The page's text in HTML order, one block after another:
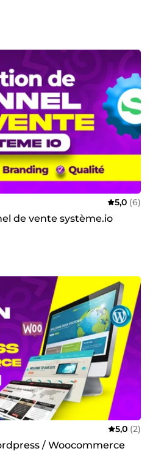
5,0 (6)
de vente système.io
5,0 (2)
/ Woocommerce